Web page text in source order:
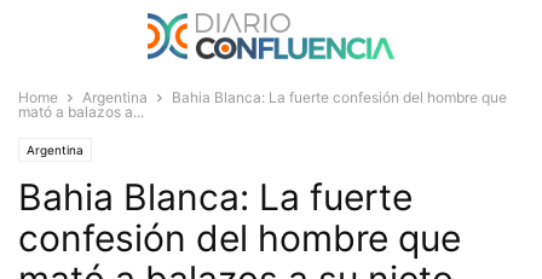
Home Argentina
Bahia Blanca: La fuerte confesión del hombre que
mató a balazos a...
Argentina
Bahia Blanca: La fuerte
confesión del hombre que